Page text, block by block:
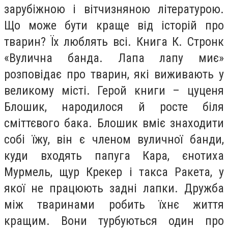
зарубіжною і вітчизняною літературою.
Що може бути краще від історій про
тварин? Їх люблять всі. Книга К. Стронк
«Вулична банда. Лапа лапу миє»
розповідає про тварин, які виживають у
великому місті. Герой книги – цуценя
Блошик, народилося й росте біля
сміттєвого бака. Блошик вміє знаходити
собі їжу, він є членом вуличної банди,
куди входять папуга Кара, єнотиха
Мурмель, щур Крекер і такса Ракета, у
якої не працюють задні лапки. Дружба
між тваринами робить їхнє життя
кращим. Вони турбуються один про